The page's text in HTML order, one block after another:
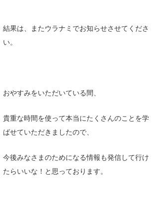
結果は、またウラナミでお知らせさせてくださ
い。
おやすみをいただいている間、
貴重な時間を使って本当にたくさんのことを学
ばせていただきましたので、
今後みなさまのためになる情報も発信して行け
たらいいな！と思っております。